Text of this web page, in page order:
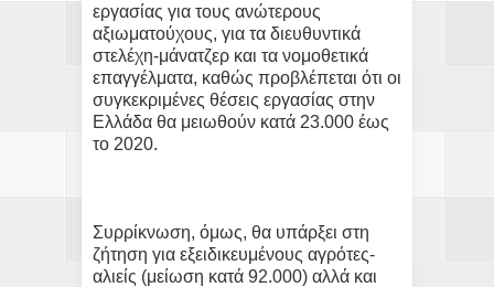
εργασίας για τους ανώτερους
αξιωματούχους, για τα διευθυντικά
στελέχη-μάνατζερ και τα νομοθετικά
επαγγέλματα, καθώς προβλέπεται ότι οι
συγκεκριμένες θέσεις εργασίας στην
Ελλάδα θα μειωθούν κατά 23.000 έως
το 2020.
Συρρίκνωση, όμως, θα υπάρξει στη
ζήτηση για εξειδικευμένους αγρότες-
αλιείς (μείωση κατά 92.000) αλλά και